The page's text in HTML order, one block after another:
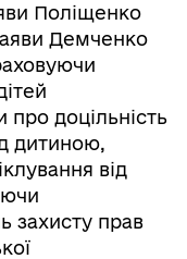
Поліщенко
Демченко
про доцільність
дитиною,
від
захисту прав